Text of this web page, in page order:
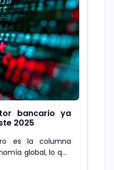
bancario ya
2025
es la columna
global, lo que